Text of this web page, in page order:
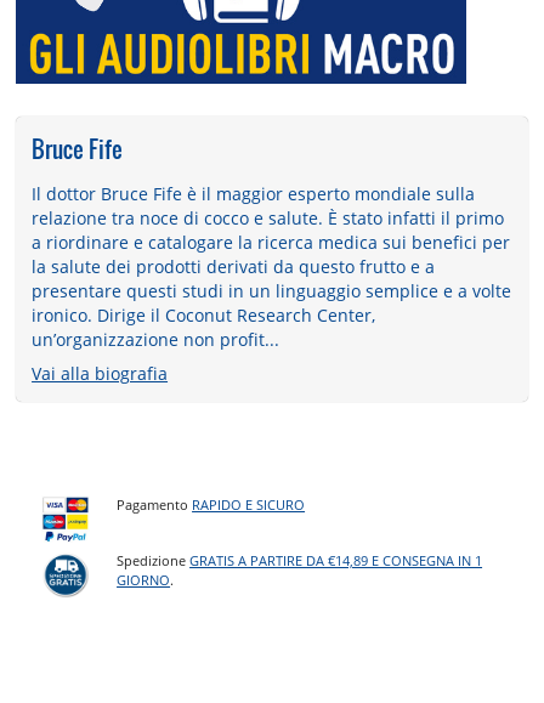
Bruce Fife
Il dottor Bruce Fife è il maggior esperto mondiale sulla
relazione tra noce di cocco e salute. È stato infatti il primo
a riordinare e catalogare la ricerca medica sui benefici per
la salute dei prodotti derivati da questo frutto e a
presentare questi studi in un linguaggio semplice e a volte
ironico. Dirige il Coconut Research Center,
un’organizzazione non profit...
Vai alla biografia
Pagamento RAPIDO E SICURO
SpedizioneGRATIS A PARTIRE DA €14,89 E CONSEGNA IN 1
GIORNO.